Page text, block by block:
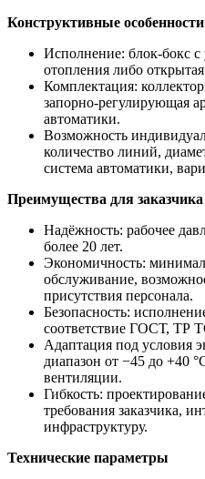
Конструктивные особенности
Исполнение: блок-бокс
отопления либо
Комплектация:
запорно-регулирующая
автоматики.
Возможность
количество линий,
система автоматики,
Преимущества для заказчика
Надёжность: рабочее
более 20 лет.
Экономичность:
обслуживание,
присутствия персонала.
Безопасность:
соответствие ГОСТ, ТР
Адаптация под условия
диапазон от −45 до +40
вентиляции.
Гибкость:
требования заказчика,
инфраструктуру.
Технические параметры